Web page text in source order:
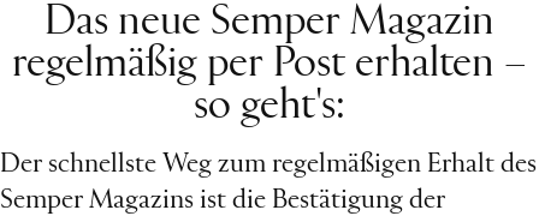
Das neue Semper Magazin
regelmäßig per Post erhalten –
so geht's:
Der schnellste Weg zum regelmäßigen Erhalt des
Semper Magazins ist die Bestätigung der